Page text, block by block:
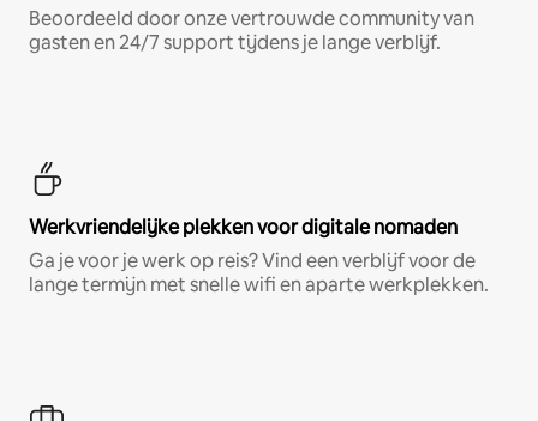
Beoordeeld door onze vertrouwde community van
gasten en 24/7 support tijdens je lange verblijf.
Werkvriendelijke plekken voor digitale nomaden
Ga je voor je werk op reis? Vind een verblijf voor de
lange termijn met snelle wifi en aparte werkplekken.